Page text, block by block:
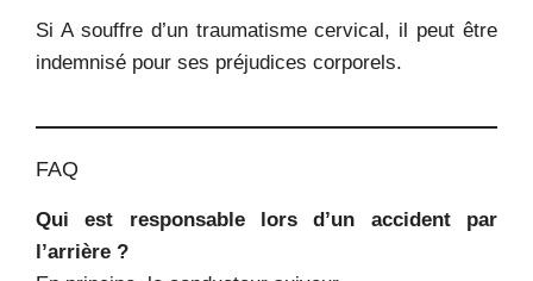
Si A souffre d’un traumatisme cervical, il peut être
indemnisé pour ses préjudices corporels.
FAQ
Qui est responsable lors d’un accident par
l’arrière ?